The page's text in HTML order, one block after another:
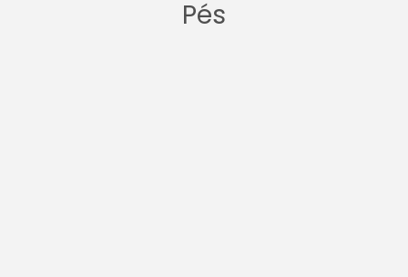
Pés